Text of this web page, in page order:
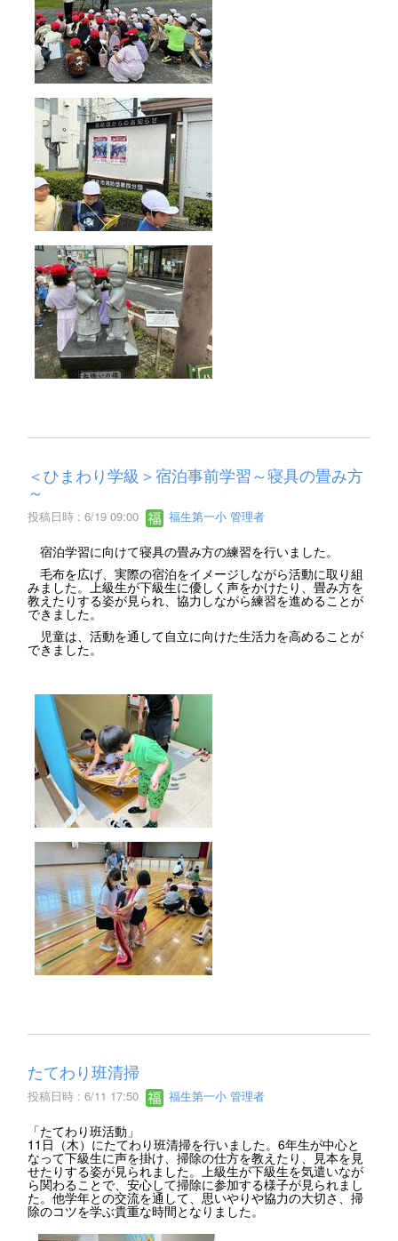
＜ひまわり学級＞宿泊事前学習～寝具の畳み方
～
投稿日時 : 6/19 09:00 福生第一小 管理者
宿泊学習に向けて寝具の畳み方の練習を行いました。
毛布を広げ、実際の宿泊をイメージしながら活動に取り組
みました。上級生が下級生に優しく声をかけたり、畳み方を
教えたりする姿が見られ、協力しながら練習を進めることが
できました。
児童は、活動を通して自立に向けた生活力を高めることが
できました。
たてわり班清掃
投稿日時 : 6/11 17:50 福生第一小 管理者
「たてわり班活動」
11日（木）にたてわり班清掃を行いました。6年生が中心と
なって下級生に声を掛け、掃除の仕方を教えたり、見本を見
せたりする姿が見られました。上級生が下級生を気遣いなが
ら関わることで、安心して掃除に参加する様子が見られまし
た。他学年との交流を通して、思いやりや協力の大切さ、掃
除のコツを学ぶ貴重な時間となりました。